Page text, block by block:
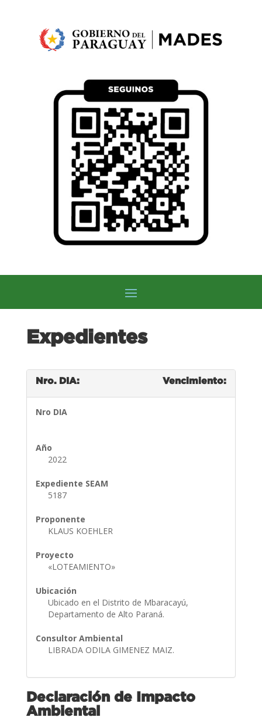
Expedientes
Nro. DIA: Vencimiento:
Nro DIA
Año
2022
Expediente SEAM
5187
Proponente
KLAUS KOEHLER
Proyecto
«LOTEAMIENTO»
Ubicación
Ubicado en el Distrito de Mbaracayú,
Departamento de Alto Paraná.
Consultor Ambiental
LIBRADA ODILA GIMENEZ MAIZ.
Declaración de Impacto
Ambiental